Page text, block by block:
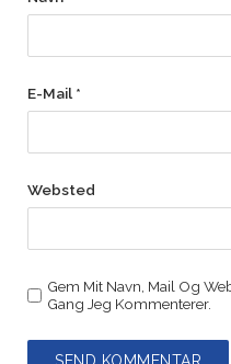
E-Mail *
Websted
Gem Mit Navn, Mail Og
Gang Jeg Kommenterer.